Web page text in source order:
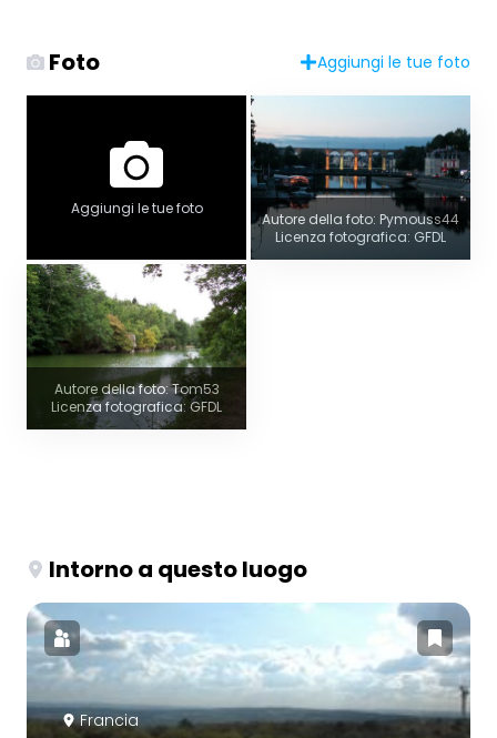
Foto Aggiungi le tue foto
Aggiungi le tue foto
Autore della foto: Pymouss44
Licenza fotografica: GFDL
Autore della foto: Tom53
Licenza fotografica: GFDL
Intorno a questo luogo
Francia